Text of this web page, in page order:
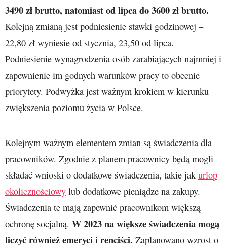
3490 zł brutto, natomiast od lipca do 3600 zł brutto.
Kolejną zmianą jest podniesienie stawki godzinowej –
22,80 zł wyniesie od stycznia, 23,50 od lipca.
Podniesienie wynagrodzenia osób zarabiających najmniej i
zapewnienie im godnych warunków pracy to obecnie
priorytety. Podwyżka jest ważnym krokiem w kierunku
zwiększenia poziomu życia w Polsce.
Kolejnym ważnym elementem zmian są świadczenia dla
pracowników. Zgodnie z planem pracownicy będą mogli
składać wnioski o dodatkowe świadczenia, takie jak urlop
okolicznościowy lub dodatkowe pieniądze na zakupy.
Świadczenia te mają zapewnić pracownikom większą
ochronę socjalną. W 2023 na większe świadczenia mogą
liczyć również emeryci i renciści. Zaplanowano wzrost o